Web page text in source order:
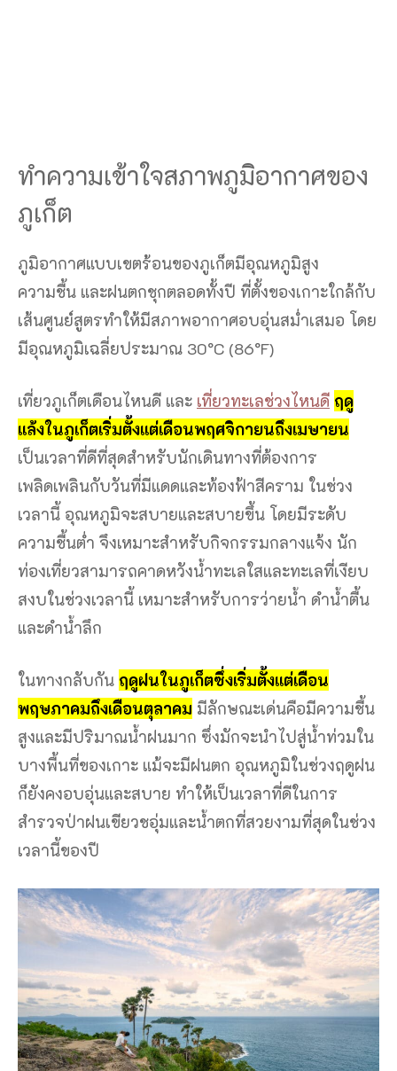
ทำความเข้าใจสภาพภูมิอากาศของ
ภูเก็ต
ภูมิอากาศแบบเขตร้อนของภูเก็ตมีอุณหภูมิสูง
ความชื้น และฝนตกชุกตลอดทั้งปี ที่ตั้งของเกาะใกล้กับ
เส้นศูนย์สูตรทำให้มีสภาพอากาศอบอุ่นสม่ำเสมอ โดย
มีอุณหภูมิเฉลี่ยประมาณ 30°C (86°F)
เที่ยวภูเก็ตเดือนไหนดี และ เที่ยวทะเลช่วงไหนดี ฤดู
แล้งในภูเก็ตเริ่มตั้งแต่เดือนพฤศจิกายนถึงเมษายน
เป็นเวลาที่ดีที่สุดสำหรับนักเดินทางที่ต้องการ
เพลิดเพลินกับวันที่มีแดดและท้องฟ้าสีคราม ในช่วง
เวลานี้ อุณหภูมิจะสบายและสบายขึ้น โดยมีระดับ
ความชื้นต่ำ จึงเหมาะสำหรับกิจกรรมกลางแจ้ง นัก
ท่องเที่ยวสามารถคาดหวังน้ำทะเลใสและทะเลที่เงียบ
สงบในช่วงเวลานี้ เหมาะสำหรับการว่ายน้ำ ดำน้ำตื้น
และดำน้ำลึก
ในทางกลับกัน ฤดูฝนในภูเก็ตซึ่งเริ่มตั้งแต่เดือน
พฤษภาคมถึงเดือนตุลาคม มีลักษณะเด่นคือมีความชื้น
สูงและมีปริมาณน้ำฝนมาก ซึ่งมักจะนำไปสู่น้ำท่วมใน
บางพื้นที่ของเกาะ แม้จะมีฝนตก อุณหภูมิในช่วงฤดูฝน
ก็ยังคงอบอุ่นและสบาย ทำให้เป็นเวลาที่ดีในการ
สำรวจป่าฝนเขียวชอุ่มและน้ำตกที่สวยงามที่สุดในช่วง
เวลานี้ของปี